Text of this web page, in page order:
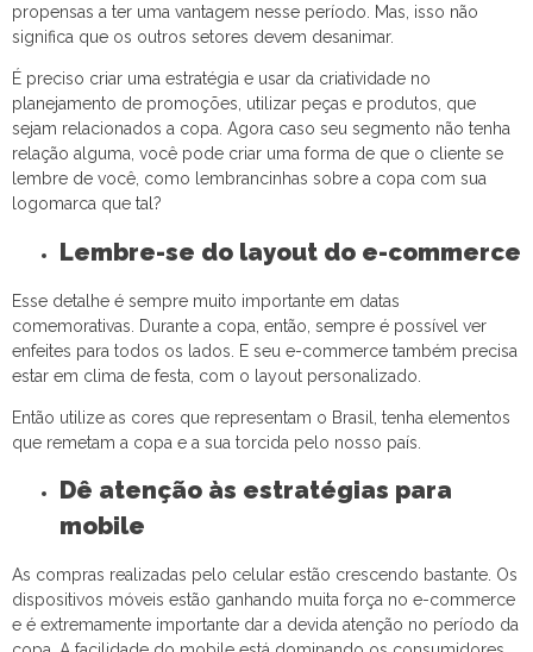
propensas a ter uma vantagem nesse período. Mas, isso não
significa que os outros setores devem desanimar.
É preciso criar uma estratégia e usar da criatividade no
planejamento de promoções, utilizar peças e produtos, que
sejam relacionados a copa. Agora caso seu segmento não tenha
relação alguma, você pode criar uma forma de que o cliente se
lembre de você, como lembrancinhas sobre a copa com sua
logomarca que tal?
Lembre-se do layout do e-commerce
Esse detalhe é sempre muito importante em datas
comemorativas. Durante a copa, então, sempre é possível ver
enfeites para todos os lados. E seu e-commerce também precisa
estar em clima de festa, com o layout personalizado.
Então utilize as cores que representam o Brasil, tenha elementos
que remetam a copa e a sua torcida pelo nosso país.
Dê atenção às estratégias para
mobile
As compras realizadas pelo celular estão crescendo bastante. Os
dispositivos móveis estão ganhando muita força no e-commerce
e é extremamente importante dar a devida atenção no período da